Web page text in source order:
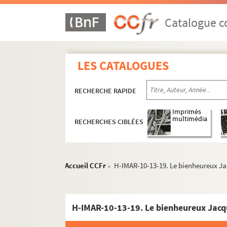
Catalogue
LES CATALOGUES
RECHERCHE RAPIDE
RECHERCHES CIBLÉES
Imprimés
multimédia
Accueil CCFr > H-IMAR-10-13-19. Le bienheureux
H-IMAR-10-13-19. Le bienheureux
Images du fonds Humbert, Images religieuses F